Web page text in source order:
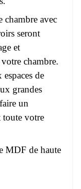
chambre avec
seront
et
chambre.
de
grandes
un
toute votre
MDF de haute